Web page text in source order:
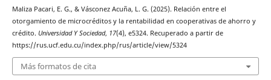
Maliza Pacari, E. G., & Vásconez Acuña, L. G. (2025). Relación entre el
otorgamiento de microcréditos y la rentabilidad en cooperativas de ahorro y
crédito. Universidad Y Sociedad, 17(4), e5324. Recuperado a partir de
https://rus.ucf.edu.cu/index.php/rus/article/view/5324
Más formatos de cita